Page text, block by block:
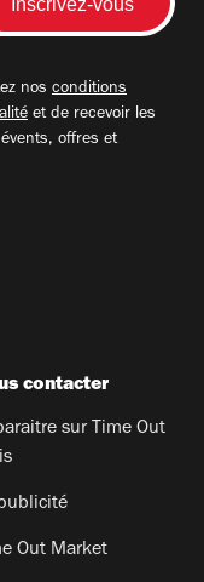
nos conditions
et de recevoir les
offres et
contacter
sur Time Out
Out Market